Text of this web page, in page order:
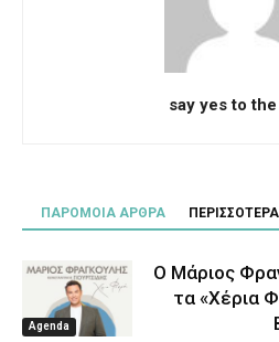
say yes to
ΠΑΡΟΜΟΙΑ ΑΡΘΡΑ
Agenda
Ο Μάριος
τα «Χέρια